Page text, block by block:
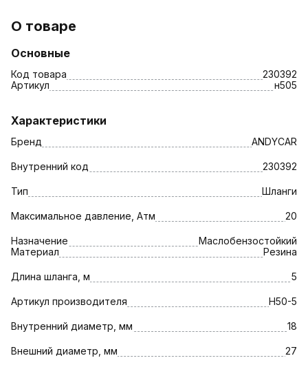
О товаре
Основные
Код товара
230392
Артикул
н505
Характеристики
Бренд ANDYCAR
Внутренний код 230392
Тип Шланги
Максимальное давление, Атм 20
Назначение
Маслобензостойкий
Материал
Резина
Длина шланга, м 5
Артикул производителя Н50-5
Внутренний диаметр, мм 18
Внешний диаметр, мм 27